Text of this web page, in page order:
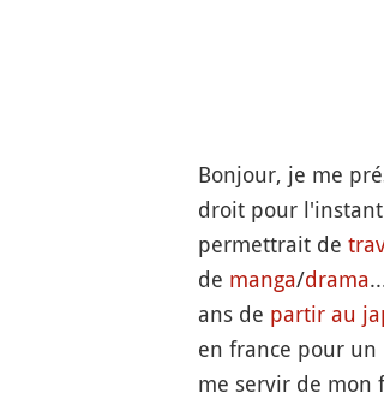
Bonjour, je me
droit pour
permettrait de
de manga/drama
ans de partir au
en france pour
me servir de mon